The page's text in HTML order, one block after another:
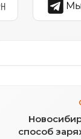
способ